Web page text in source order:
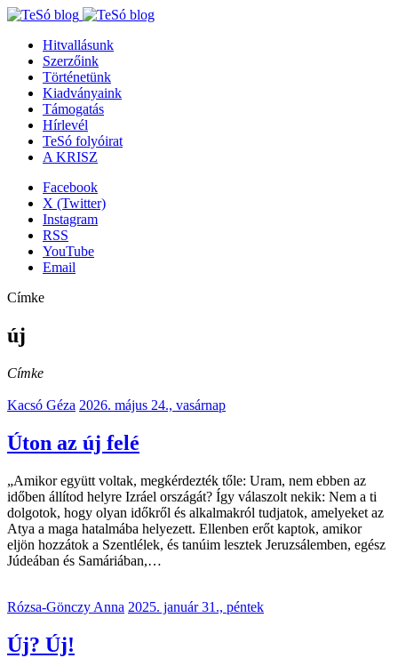
Hitvallásunk
Szerzőink
Történetünk
Kiadványaink
Támogatás
Hírlevél
TeSó folyóirat
A KRISZ
Facebook
X (Twitter)
Instagram
RSS
YouTube
Email
Címke
új
Címke
Kacsó Géza 2026. május 24., vasárnap
Úton az új felé
„Amikor együtt voltak, megkérdezték tőle: Uram, nem ebben az
időben állítod helyre Izráel országát? Így válaszolt nekik: Nem a ti
dolgotok, hogy olyan időkről és alkalmakról tudjatok, amelyeket az
Atya a maga hatalmába helyezett. Ellenben erőt kaptok, amikor
eljön hozzátok a Szentlélek, és tanúim lesztek Jeruzsálemben, egész
Júdeában és Samáriában,…
Rózsa-Gönczy Anna 2025. január 31., péntek
Új? Új!